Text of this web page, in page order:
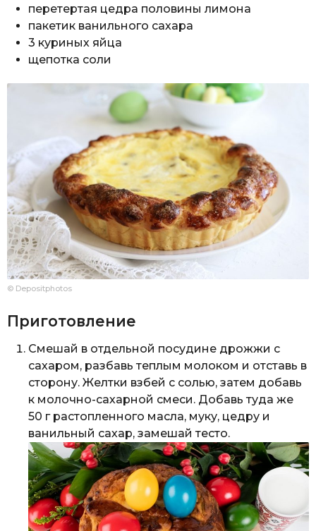
перетертая цедра половины лимона
пакетик ванильного сахара
3 куриных яйца
щепотка соли
© Depositphotos
Приготовление
Смешай в отдельной посудине дрожжи с
сахаром, разбавь теплым молоком и отставь в
сторону. Желтки взбей с солью, затем добавь
к молочно-сахарной смеси. Добавь туда же
50 г растопленного масла, муку, цедру и
ванильный сахар, замешай тесто.